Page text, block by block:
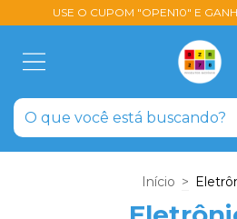
USE O CUPOM "OPEN10" E
Início >